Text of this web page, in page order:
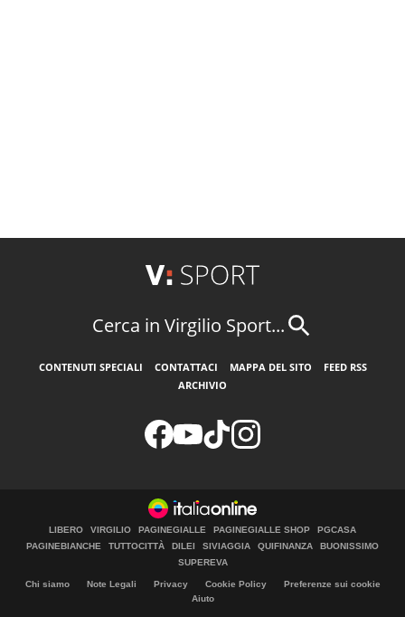
Cerca in Virgilio Sport...
CONTENUTI SPECIALI CONTATTACI MAPPA DEL SITO
FEED RSS
ARCHIVIO
LIBERO VIRGILIO PAGINEGIALLE PAGINEGIALLE SHOP
PGCASA
PAGINEBIANCHE
TUTTOCITTÀ DILEI SIVIAGGIA QUIFINANZA
BUONISSIMO
SUPEREVA
Chi siamo Note Legali Privacy Cookie Policy
Preferenze sui cookie
Aiuto